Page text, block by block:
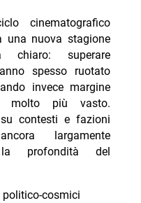
stasera su TV8
Battiti Live
Rete 4: trama e cast
dell’estate 2026?
in Spagna con
cinematografico
una nuova stagione
chiaro: superare
spesso ruotato
invece margine
molto più vasto.
su contesti e fazioni
largamente
la profondità del
cosmici